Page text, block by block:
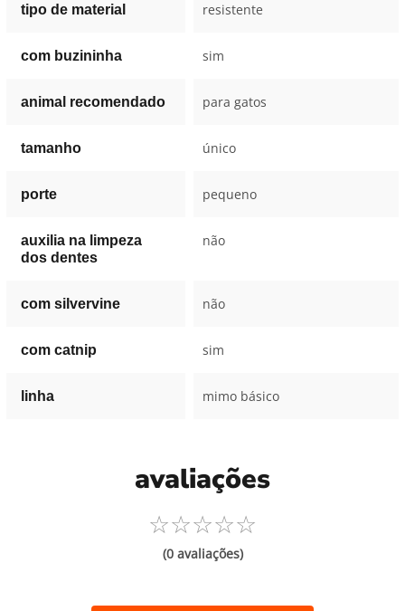
tipo de material resistente
com buzininha sim
animal recomendado para gatos
tamanho único
porte pequeno
auxilia na limpeza
dos dentes
não
com silvervine não
com catnip sim
linha mimo básico
avaliações
☆☆☆☆☆
(0 avaliações)